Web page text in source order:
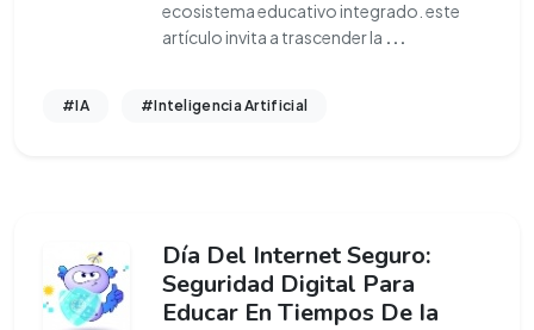
ecosistema educativo integrado. este
artículo invita a trascender la ...
#IA #Inteligencia Artificial
Día Del Internet Seguro:
Seguridad Digital Para
Educar En Tiempos De Ia